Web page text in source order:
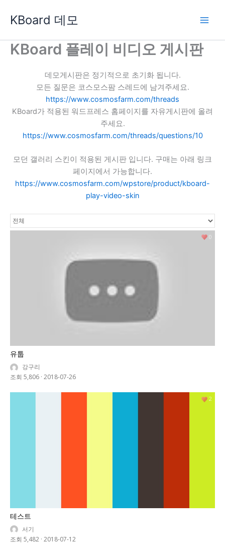
로
KBoard 데모
KBoard 플레이 비디오 게시판
데모게시판은 정기적으로 초기화 됩니다.
모든 질문은 코스모스팜 스레드에 남겨주세요.
https://www.cosmosfarm.com/threads
KBoard가 적용된 워드프레스 홈페이지를 자유게시판에 올려
주세요.
https://www.cosmosfarm.com/threads/questions/10
모던 갤러리 스킨이 적용된 게시판 입니다. 구매는 아래 링크
페이지에서 가능합니다.
https://www.cosmosfarm.com/wpstore/product/kboard-
play-video-skin
유툽
강구리
조회 5,806 · 2018-07-26
0
테스트
서기
조회 5,482 · 2018-07-12
2